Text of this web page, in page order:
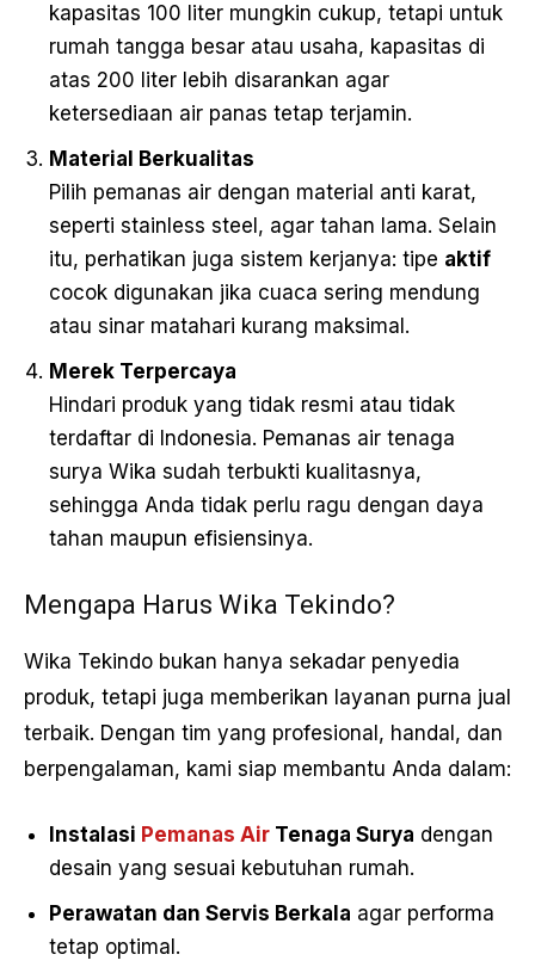
kapasitas 100 liter mungkin cukup, tetapi untuk
rumah tangga besar atau usaha, kapasitas di
atas 200 liter lebih disarankan agar
ketersediaan air panas tetap terjamin.
Material Berkualitas
Pilih pemanas air dengan material anti karat,
seperti stainless steel, agar tahan lama. Selain
itu, perhatikan juga sistem kerjanya: tipe aktif
cocok digunakan jika cuaca sering mendung
atau sinar matahari kurang maksimal.
Merek Terpercaya
Hindari produk yang tidak resmi atau tidak
terdaftar di Indonesia. Pemanas air tenaga
surya Wika sudah terbukti kualitasnya,
sehingga Anda tidak perlu ragu dengan daya
tahan maupun efisiensinya.
Mengapa Harus Wika Tekindo?
Wika Tekindo bukan hanya sekadar penyedia
produk, tetapi juga memberikan layanan purna jual
terbaik. Dengan tim yang profesional, handal, dan
berpengalaman, kami siap membantu Anda dalam:
Instalasi Pemanas Air Tenaga Surya dengan
desain yang sesuai kebutuhan rumah.
Perawatan dan Servis Berkala agar performa
tetap optimal.